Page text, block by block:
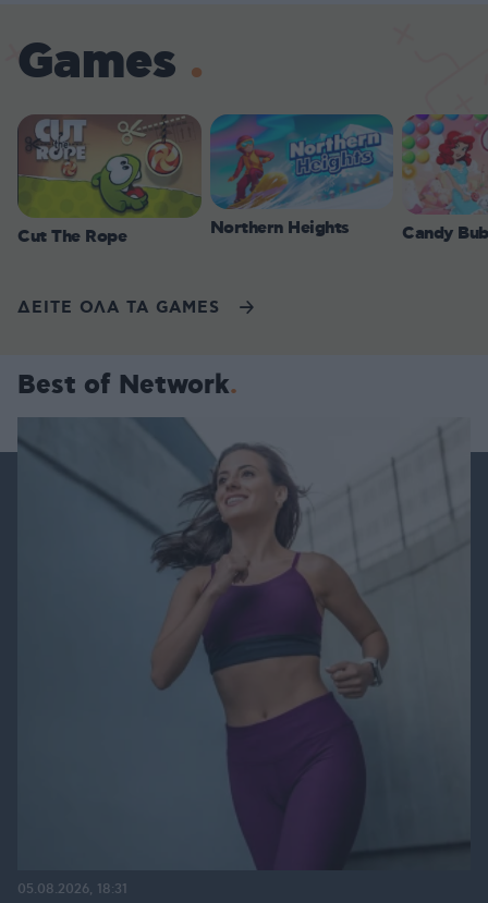
Games
Cut The Rope Northern Heights Candy
ΔΕΙΤΕ ΟΛΑ ΤΑ GAMES
Best of Network
05.08.2026, 18:31